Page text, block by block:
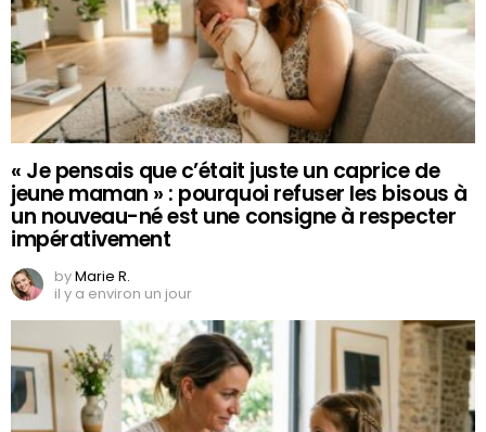
« Je pensais que c’était juste un caprice de
jeune maman » : pourquoi refuser les bisous à
un nouveau-né est une consigne à respecter
impérativement
byMarie R.
il y a environ un jour